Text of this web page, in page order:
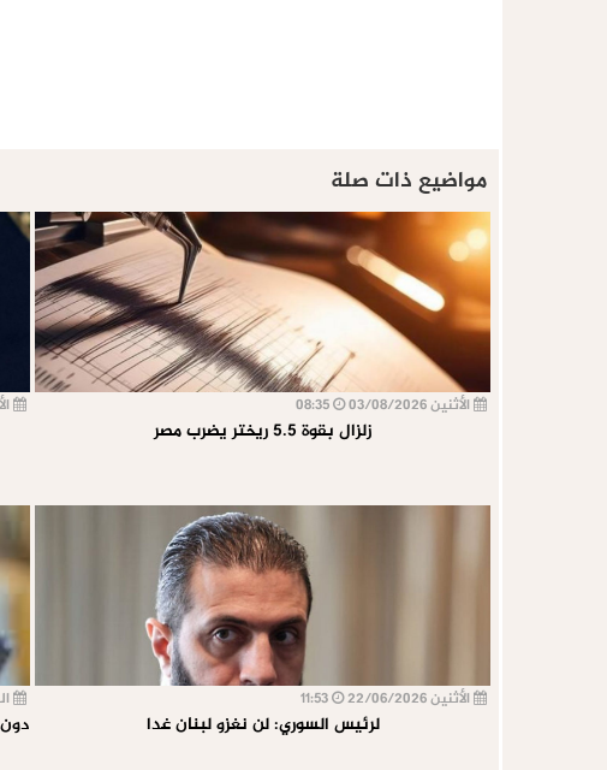
مواضيع ذات صلة
الأثنين 03/08/2026
زلزال بقوة 5.5 ريختر يضرب مصر
الأثنين 22/06/2026
لرئيس السوري: لن نغزو لبنان غدا دون 15 عاما الإمارات تقر حظر منصات التواصل الاجتماعي للأطفال